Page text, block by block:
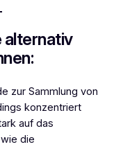
alternativ
zur Sammlung von
konzentriert
auf das
die